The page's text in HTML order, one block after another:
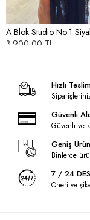
A Blok Studio No:1
3.900,00 TL
Hızlı
Güvenli
Güvenli ve
Geniş
Binlerce
7 / 24
Öneri ve